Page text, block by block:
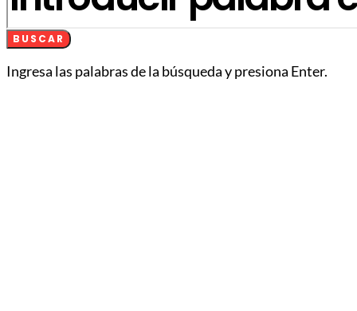
BUSCAR
Ingresa las palabras de la búsqueda y presiona Enter.